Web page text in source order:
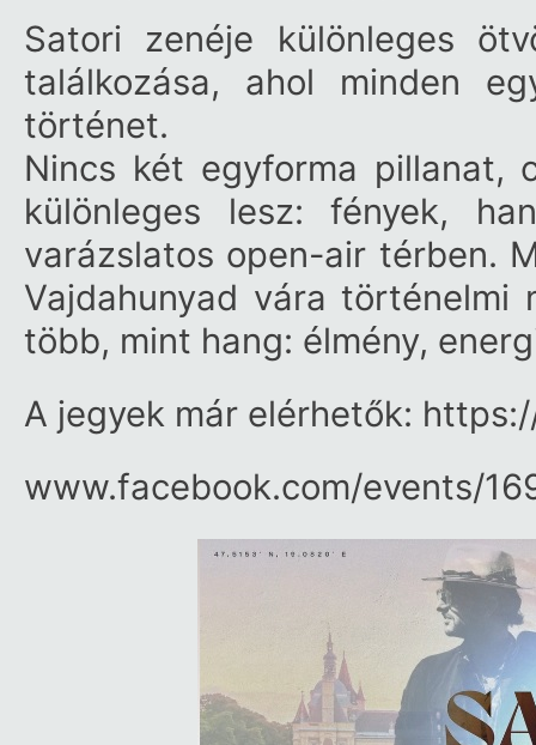
Satori zenéje különleges
találkozása, ahol minden
történet.
Nincs két egyforma
különleges lesz: fények,
varázslatos open-air térben.
Vajdahunyad vára
több, mint hang: élmény,
A jegyek már elérhetők:
www.facebook.com/​events/​